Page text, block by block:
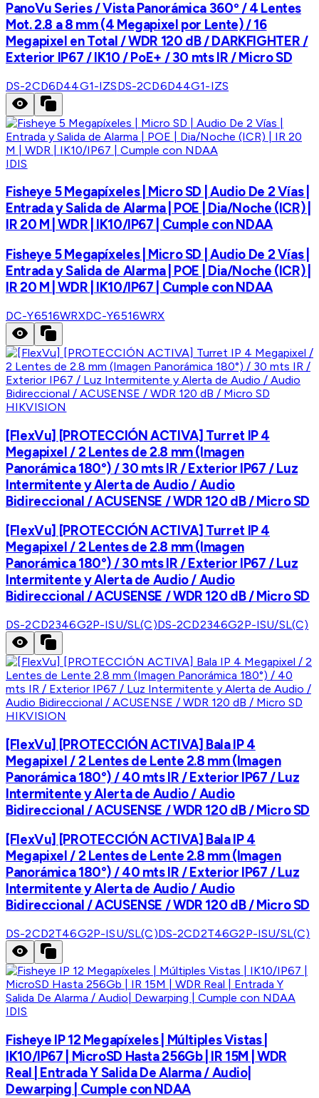
PanoVu Series / Vista Panorámica 360º / 4 Lentes
Mot. 2.8 a 8 mm (4 Megapixel por Lente) / 16
Megapixel en Total / WDR 120 dB / DARKFIGHTER /
Exterior IP67 / IK10 / PoE+ / 30 mts IR / Micro SD
DS-2CD6D44G1-IZSDS-2CD6D44G1-IZS
IDIS
Fisheye 5 Megapíxeles | Micro SD | Audio De 2 Vías |
Entrada y Salida de Alarma | POE | Dia/Noche (ICR) |
IR 20 M | WDR | IK10/IP67 | Cumple con NDAA
Fisheye 5 Megapíxeles | Micro SD | Audio De 2 Vías |
Entrada y Salida de Alarma | POE | Dia/Noche (ICR) |
IR 20 M | WDR | IK10/IP67 | Cumple con NDAA
DC-Y6516WRXDC-Y6516WRX
HIKVISION
[FlexVu] [PROTECCIÓN ACTIVA] Turret IP 4
Megapixel / 2 Lentes de 2.8 mm (Imagen
Panorámica 180°) / 30 mts IR / Exterior IP67 / Luz
Intermitente y Alerta de Audio / Audio
Bidireccional / ACUSENSE / WDR 120 dB / Micro SD
[FlexVu] [PROTECCIÓN ACTIVA] Turret IP 4
Megapixel / 2 Lentes de 2.8 mm (Imagen
Panorámica 180°) / 30 mts IR / Exterior IP67 / Luz
Intermitente y Alerta de Audio / Audio
Bidireccional / ACUSENSE / WDR 120 dB / Micro SD
DS-2CD2346G2P-ISU/SL(C)DS-2CD2346G2P-ISU/SL(C)
HIKVISION
[FlexVu] [PROTECCIÓN ACTIVA] Bala IP 4
Megapixel / 2 Lentes de Lente 2.8 mm (Imagen
Panorámica 180°) / 40 mts IR / Exterior IP67 / Luz
Intermitente y Alerta de Audio / Audio
Bidireccional / ACUSENSE / WDR 120 dB / Micro SD
[FlexVu] [PROTECCIÓN ACTIVA] Bala IP 4
Megapixel / 2 Lentes de Lente 2.8 mm (Imagen
Panorámica 180°) / 40 mts IR / Exterior IP67 / Luz
Intermitente y Alerta de Audio / Audio
Bidireccional / ACUSENSE / WDR 120 dB / Micro SD
DS-2CD2T46G2P-ISU/SL(C)DS-2CD2T46G2P-ISU/SL(C)
IDIS
Fisheye IP 12 Megapíxeles | Múltiples Vistas |
IK10/IP67 | MicroSD Hasta 256Gb | IR 15M | WDR
Real | Entrada Y Salida De Alarma / Audio|
Dewarping | Cumple con NDAA